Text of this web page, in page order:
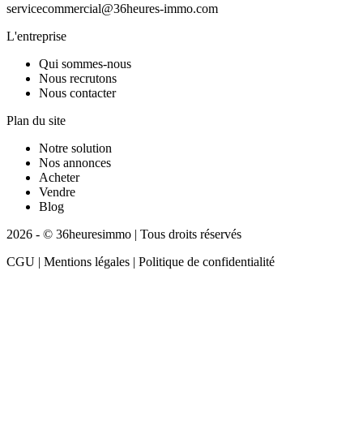
servicecommercial@36heures-immo.com
L'entreprise
Qui sommes-nous
Nous recrutons
Nous contacter
Plan du site
Notre solution
Nos annonces
Acheter
Vendre
Blog
2026 - © 36heuresimmo | Tous droits réservés
CGU | Mentions légales | Politique de confidentialité